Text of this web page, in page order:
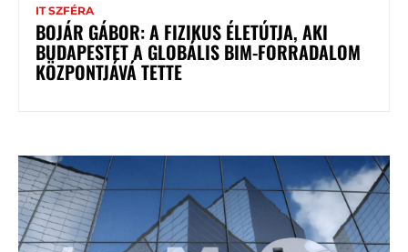
IT SZFÉRA
BOJÁR GÁBOR: A FIZIKUS ÉLETÚTJA, AKI
BUDAPESTET A GLOBÁLIS BIM-FORRADALOM
KÖZPONTJÁVÁ TETTE